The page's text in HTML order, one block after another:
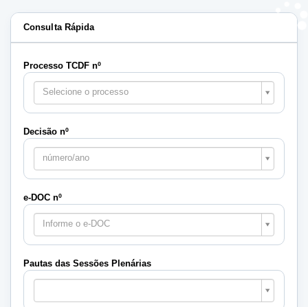
Consulta Rápida
Processo TCDF nº
Selecione o processo
Decisão nº
número/ano
e-DOC nº
Informe o e-DOC
Pautas das Sessões Plenárias
Pautas
Sessões